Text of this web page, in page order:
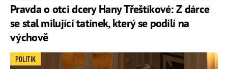
Pravda o otci dcery Hany Třeštíkové: Z dárce
se stal milující tatínek, který se podílí na
výchově
POLITIK